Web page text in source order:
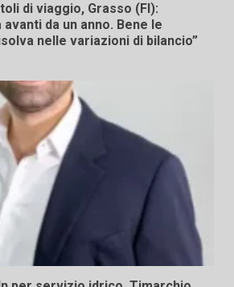
di viaggio, Grasso (FI):
da un anno. Bene le
nelle variazioni di bilancio”